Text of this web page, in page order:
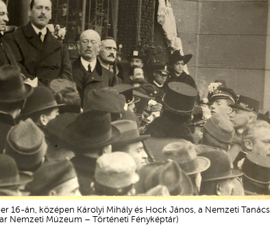
16-án, középen Károlyi Mihály és Hock János, a Nemzeti Tanács
Nemzeti Múzeum – Történeti Fényképtár)